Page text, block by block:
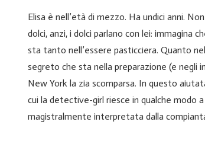
Elisa è nell’età di mezzo. Ha undici anni.
dolci, anzi, i dolci parlano con lei: immagina
sta tanto nell’essere pasticciera. Quanto
segreto che sta nella preparazione (e negli
New York la zia scomparsa. In questo
cui la detective-girl riesce in qualche modo
magistralmente interpretata dalla